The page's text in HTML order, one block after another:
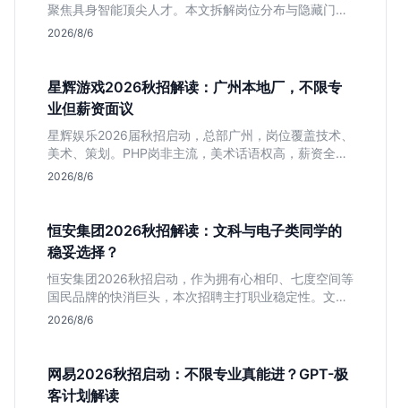
聚焦具身智能顶尖人才。本文拆解岗位分布与隐藏门
槛，分析算法、仿真等核心方向，帮你判断是否值得投
2026/8/6
星辉游戏2026秋招解读：广州本地厂，不限专
业但薪资面议
星辉娱乐2026届秋招启动，总部广州，岗位覆盖技术、
美术、策划。PHP岗非主流，美术话语权高，薪资全面
面议。适合想接触项目全流程的应届生，追求大厂光环
2026/8/6
恒安集团2026秋招解读：文科与电子类同学的
稳妥选择？
恒安集团2026秋招启动，作为拥有心相印、七度空间等
国民品牌的快消巨头，本次招聘主打职业稳定性。文章
深度解析管培生项目，明确文商科主攻品牌营销、理工
2026/8/6
网易2026秋招启动：不限专业真能进？GPT-极
客计划解读